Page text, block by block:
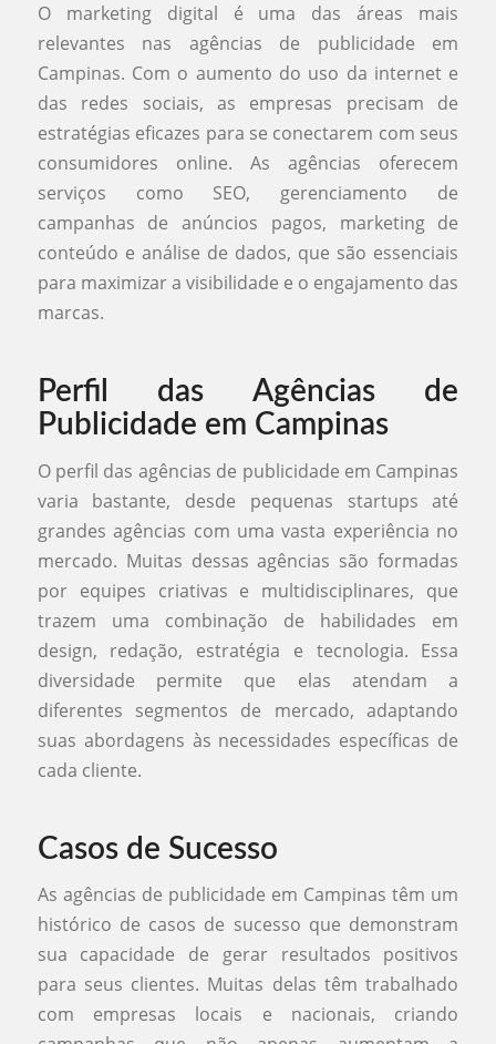
O marketing digital é uma das áreas mais
relevantes nas agências de publicidade em
Campinas. Com o aumento do uso da internet e
das redes sociais, as empresas precisam de
estratégias eficazes para se conectarem com seus
consumidores online. As agências oferecem
serviços como SEO, gerenciamento de
campanhas de anúncios pagos, marketing de
conteúdo e análise de dados, que são essenciais
para maximizar a visibilidade e o engajamento das
marcas.
Perfil das Agências de
Publicidade em Campinas
O perfil das agências de publicidade em Campinas
varia bastante, desde pequenas startups até
grandes agências com uma vasta experiência no
mercado. Muitas dessas agências são formadas
por equipes criativas e multidisciplinares, que
trazem uma combinação de habilidades em
design, redação, estratégia e tecnologia. Essa
diversidade permite que elas atendam a
diferentes segmentos de mercado, adaptando
suas abordagens às necessidades específicas de
cada cliente.
Casos de Sucesso
As agências de publicidade em Campinas têm um
histórico de casos de sucesso que demonstram
sua capacidade de gerar resultados positivos
para seus clientes. Muitas delas têm trabalhado
com empresas locais e nacionais, criando